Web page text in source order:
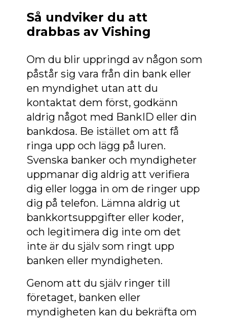
Så undviker du att
drabbas av Vishing
Om du blir uppringd av någon som
påstår sig vara från din bank eller
en myndighet utan att du
kontaktat dem först, godkänn
aldrig något med BankID eller din
bankdosa. Be istället om att få
ringa upp och lägg på luren.
Svenska banker och myndigheter
uppmanar dig aldrig att verifiera
dig eller logga in om de ringer upp
dig på telefon. Lämna aldrig ut
bankkortsuppgifter eller koder,
och legitimera dig inte om det
inte är du själv som ringt upp
banken eller myndigheten.
Genom att du själv ringer till
företaget, banken eller
myndigheten kan du bekräfta om